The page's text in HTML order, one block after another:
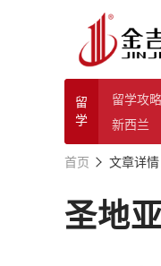
留
学
留学攻略
新西兰
首页 文章详情
圣地